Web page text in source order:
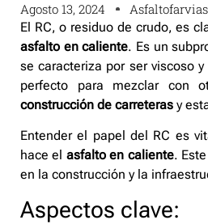
Agosto 13, 2024
El RC, o residuo de crudo, es
asfalto en caliente. Es un
se caracteriza por ser viscoso
perfecto para mezclar con
construcción de carreteras y
Entender el papel del RC es
hace el asfalto en caliente.
en la construcción y la
Aspectos clave: